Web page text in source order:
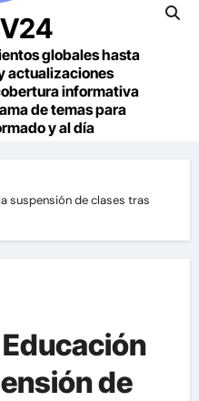
globales hasta
actualizaciones
informativa
de temas para
y al día
suspensión de clases tras
de